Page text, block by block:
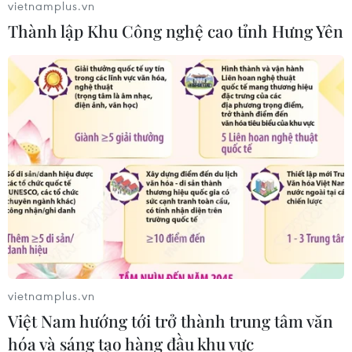
Anh công bố kết quả điều tra ban
đầu vụ đâm dao ở trung tâm London
06/08/2026 06:00
Hàn Quốc tăng cường giải pháp
ngăn chặn đánh bạc trực tuyến trong
quân đội
06/08/2026 04:52
Khẩn trường khám nghiệm
hiện trường, điều tra nguyên nhân
vụ cháy chợ Biên Hòa
vietnamplus.vn
Thành lập Khu Công nghệ cao tỉnh Hưng Yên
vietnamplus.vn
Việt Nam hướng tới trở thành trung tâm văn
hóa và sáng tạo hàng đầu khu vực